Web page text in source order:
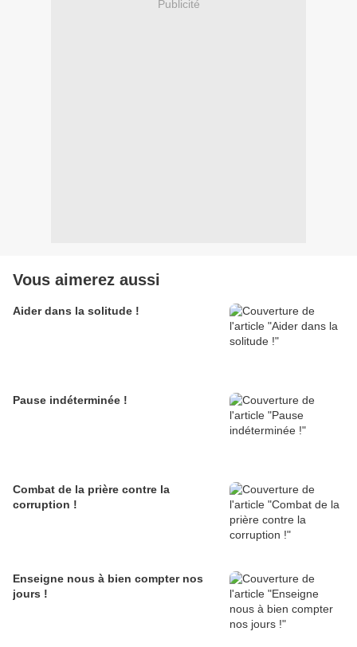
Publicité
Vous aimerez aussi
Aider dans la solitude !
Pause indéterminée !
Combat de la prière contre la
corruption !
Enseigne nous à bien compter nos
jours !